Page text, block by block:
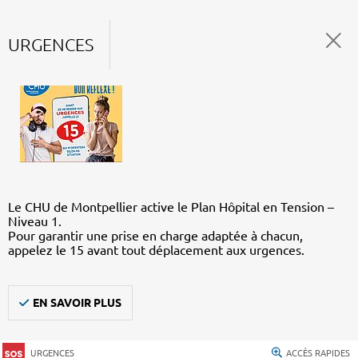
URGENCES
Le CHU de Montpellier active le Plan Hôpital en Tension –
Niveau 1.
Pour garantir une prise en charge adaptée à chacun,
appelez le 15 avant tout déplacement aux urgences.
EN SAVOIR PLUS
URGENCES ACCÈS RAPIDES